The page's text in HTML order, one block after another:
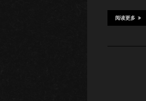
阅读更多